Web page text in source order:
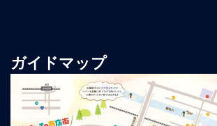
ガイドマップ